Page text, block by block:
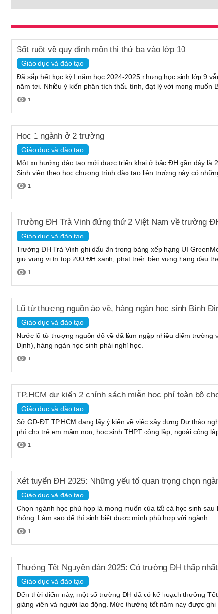
Sốt ruột về quy định môn thi thứ ba vào lớp 10
Giáo dục và đào tạo
Đã sắp hết học kỳ I năm học 2024-2025 nhưng học sinh lớp 9
năm tới. Nhiều ý kiến phân tích thấu tình, đạt lý với mong muốn
1
Học 1 ngành ở 2 trường
Giáo dục và đào tạo
Một xu hướng đào tạo mới được triển khai ở bậc ĐH gần đây là
Sinh viên theo học chương trình đào tạo liên trường này có
1
Trường ĐH Trà Vinh đứng thứ 2 Việt Nam về trường
Giáo dục và đào tạo
Trường ĐH Trà Vinh ghi dấu ấn trong bảng xếp hạng UI
giữ vững vị trí top 200 ĐH xanh, phát triển bền vững hàng đầu
1
Lũ từ thượng nguồn ào về, hàng ngàn học sinh Bình
Giáo dục và đào tạo
Nước lũ từ thượng nguồn đổ về đã làm ngập nhiều điểm trường
Định), hàng ngàn học sinh phải nghỉ học.
1
TP.HCM dự kiến 2 chính sách miễn học phí toàn bộ
Giáo dục và đào tạo
Sở GD-ĐT TP.HCM đang lấy ý kiến về việc xây dựng Dự thảo
phí cho trẻ em mầm non, học sinh THPT công lập, ngoài công
1
Xét tuyển ĐH 2025: Những yếu tố quan trọng chọn
Giáo dục và đào tạo
Chọn ngành học phù hợp là mong muốn của tất cả học sinh
thông. Làm sao để thí sinh biết được mình phù hợp với ngành...
1
Thưởng Tết Nguyên đán 2025: Có trường ĐH thấp
Giáo dục và đào tạo
Đến thời điểm này, một số trường ĐH đã có kế hoạch thưởng
giảng viên và người lao động. Mức thưởng tết năm nay được